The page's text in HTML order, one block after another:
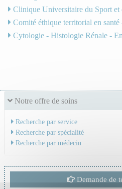
Notre offre de soins
Recherche par service
Recherche par spécialité
Recherche par médecin
Demande de
Clinique Universitaire du Sport
Comité éthique territorial en santé
Cytologie - Histologie Rénale -